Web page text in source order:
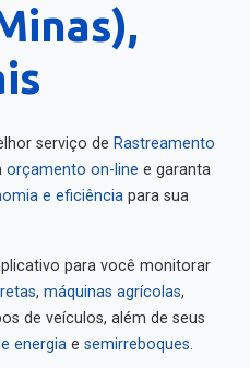
serviço de Rastreamento
orçamento on-line e garanta
e eficiência para sua
para você monitorar
, máquinas agrícolas,
de veículos, além de seus
energia e semirreboques.